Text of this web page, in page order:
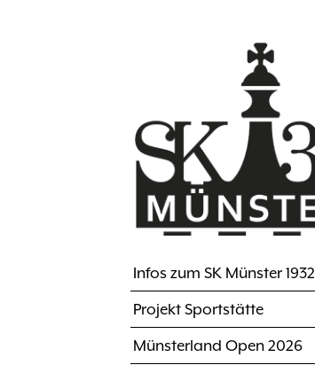
Hauptnavigation
Infos zum SK Münster 1932
Projekt Sportstätte
Münsterland Open 2026